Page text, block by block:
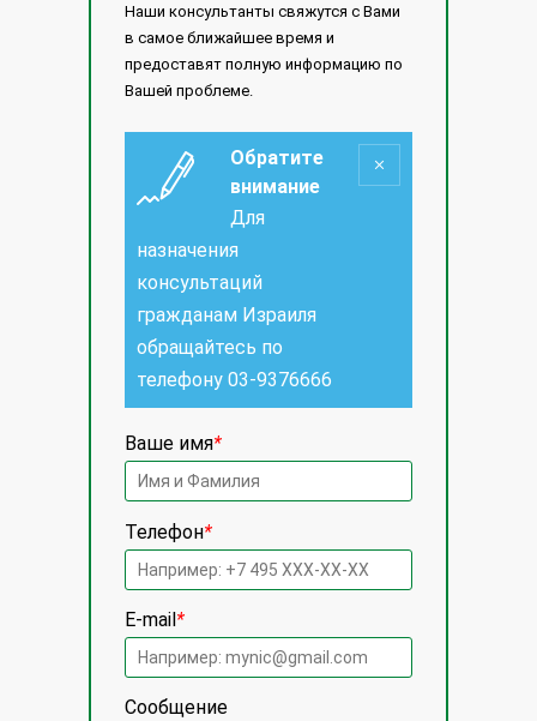
Наши консультанты свяжутся с Вами
в самое ближайшее время и
предоставят полную информацию по
Вашей проблеме.
Обратите
внимание
Для
назначения
консультаций
гражданам Израиля
обращайтесь по
телефону 03-9376666
Ваше имя*
Телефон*
E-mail*
Сообщение